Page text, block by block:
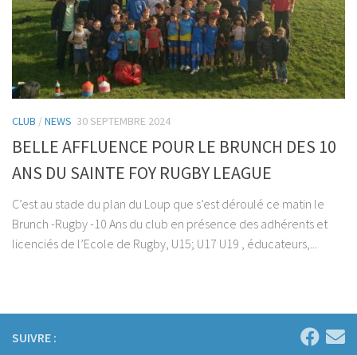
CLUB /NEWS 30 SEPTEMBRE 2024
BELLE AFFLUENCE POUR LE BRUNCH DES 10
ANS DU SAINTE FOY RUGBY LEAGUE
C’est au stade du plan du Loup que s’est déroulé ce matin le
Brunch -Rugby -10 Ans du club en présence des adhérents et
licenciés de l’Ecole de Rugby, U15; U17 U19 , éducateurs,...
SUIVRE :